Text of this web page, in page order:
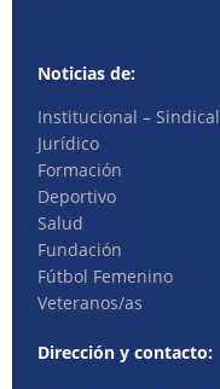
Noticias de:
Institucional – Sindical
Jurídico
Formación
Deportivo
Salud
Fundación
Fútbol Femenino
Veteranos/as
Dirección y contacto: